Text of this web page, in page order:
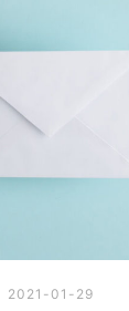
2021-01-29